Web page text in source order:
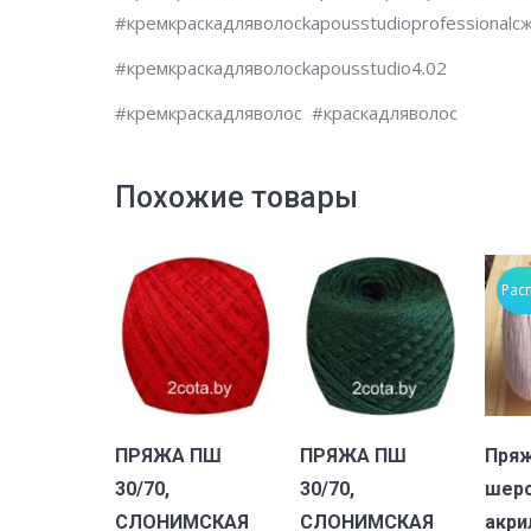
#кремкраскадляволосkapousstudio4.02
#кремкраскадляволос #краскадляволос
Похожие товары
ПРЯЖА ПШ
30/70,
СЛОНИМСКАЯ
ПРЯЖА ПШ
30/70,
СЛОНИМСКАЯ